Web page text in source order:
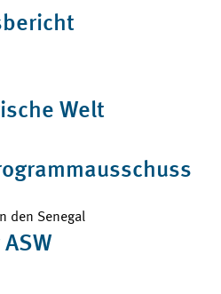
Welt